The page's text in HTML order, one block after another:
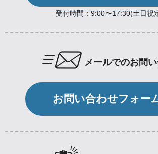
受付時間：9:00〜17:30(土日祝
メールでのお問
お問い合わせフォー